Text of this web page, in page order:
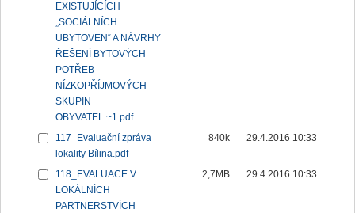
EXISTUJÍCÍCH
„SOCIÁLNÍCH
UBYTOVEN“ A NÁVRHY
ŘEŠENÍ BYTOVÝCH
POTŘEB
NÍZKOPŘÍJMOVÝCH
SKUPIN
OBYVATEL.~1.pdf
117_Evaluační zpráva
lokality Bílina.pdf
840k 29.4.2016 10:33
118_EVALUACE V
LOKÁLNÍCH
PARTNERSTVÍCH
2,7MB 29.4.2016 10:33